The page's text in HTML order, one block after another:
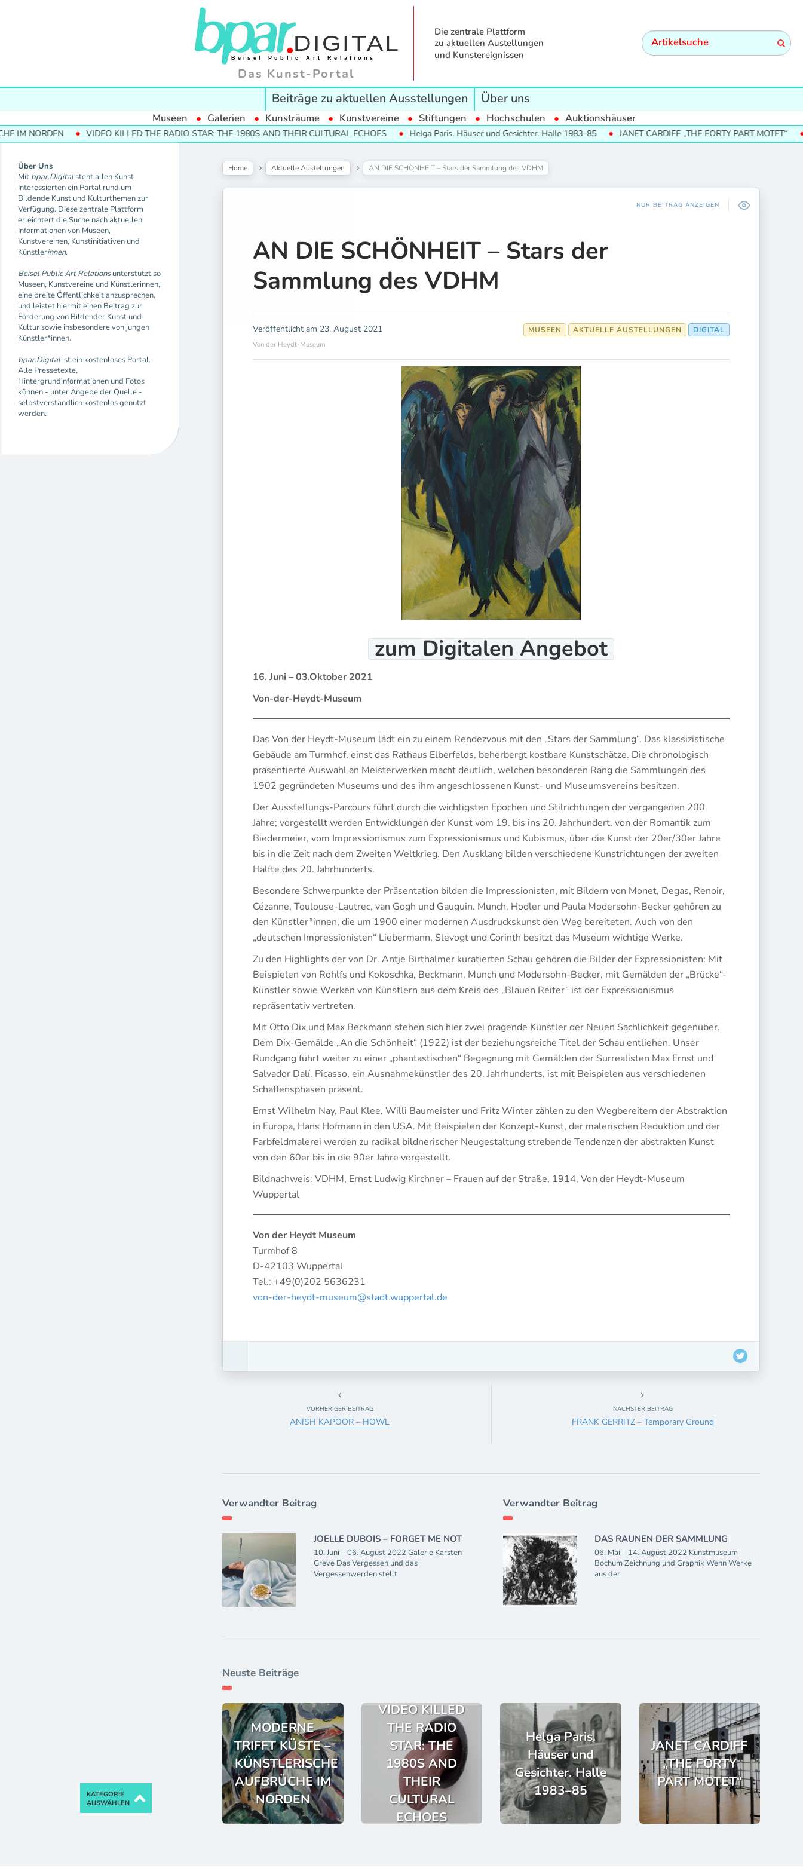
Das Kunst-Portal
Die zentrale Plattform
zu aktuellen Austellungen
und Kunstereignissen
Beiträge zu aktuellen Ausstellungen Über uns
Museen Galerien Kunsträume Kunstvereine Stiftungen Hochschulen Auktionshäuser
VIDEO KILLED THE RADIO STAR: THE 1980S AND THEIR CULTURAL ECHOES Helga Paris. Häuser und Gesichter. Halle 1983–85 JANET CARDIFF „THE FORTY PART MOTET“
Über Uns
Mit bpar.Digitalsteht allen Kunst-
Interessierten ein Portal rund um
Bildende Kunst und Kulturthemen zur
Verfügung. Diese zentrale Plattform
erleichtert die Suche nach aktuellen
Informationen von Museen,
Kunstvereinen, Kunstinitiativen und
Künstlerinnen.
Beisel Public Art Relationsunterstützt so
Museen, Kunstvereine und Künstlerinnen,
eine breite Öffentlichkeit anzusprechen,
und leistet hiermit einen Beitrag zur
Förderung von Bildender Kunst und
Kultur sowie insbesondere von jungen
Künstler*innen.
bpar.Digitalist ein kostenloses Portal.
Alle Pressetexte,
Hintergrundinformationen und Fotos
können - unter Angebe der Quelle -
selbstverständlich kostenlos genutzt
werden.
Home Aktuelle Austellungen AN DIE SCHÖNHEIT – Stars der Sammlung des VDHM
NUR BEITRAG ANZEIGEN
AN DIE SCHÖNHEIT – Stars der
Sammlung des VDHM
Veröffentlicht am 23. August 2021 DIGITAL
AKTUELLE AUSTELLUNGEN
MUSEEN
Von der Heydt-Museum
zum Digitalen Angebot
16. Juni – 03.Oktober 2021
Von-der-Heydt-Museum
Das Von der Heydt-Museum lädt ein zu einem Rendezvous mit den „Stars der Sammlung“. Das klassizistische
Gebäude am Turmhof, einst das Rathaus Elberfelds, beherbergt kostbare Kunstschätze. Die chronologisch
präsentierte Auswahl an Meisterwerken macht deutlich, welchen besonderen Rang die Sammlungen des
1902 gegründeten Museums und des ihm angeschlossenen Kunst- und Museumsvereins besitzen.
Der Ausstellungs-Parcours führt durch die wichtigsten Epochen und Stilrichtungen der vergangenen 200
Jahre; vorgestellt werden Entwicklungen der Kunst vom 19. bis ins 20. Jahrhundert, von der Romantik zum
Biedermeier, vom Impressionismus zum Expressionismus und Kubismus, über die Kunst der 20er/30er Jahre
bis in die Zeit nach dem Zweiten Weltkrieg. Den Ausklang bilden verschiedene Kunstrichtungen der zweiten
Hälfte des 20. Jahrhunderts.
Besondere Schwerpunkte der Präsentation bilden die Impressionisten, mit Bildern von Monet, Degas, Renoir,
Cézanne, Toulouse-Lautrec, van Gogh und Gauguin. Munch, Hodler und Paula Modersohn-Becker gehören zu
den Künstler*innen, die um 1900 einer modernen Ausdruckskunst den Weg bereiteten. Auch von den
„deutschen Impressionisten“ Liebermann, Slevogt und Corinth besitzt das Museum wichtige Werke.
Zu den Highlights der von Dr. Antje Birthälmer kuratierten Schau gehören die Bilder der Expressionisten: Mit
Beispielen von Rohlfs und Kokoschka, Beckmann, Munch und Modersohn-Becker, mit Gemälden der „Brücke“-
Künstler sowie Werken von Künstlern aus dem Kreis des „Blauen Reiter“ ist der Expressionismus
repräsentativ vertreten.
Mit Otto Dix und Max Beckmann stehen sich hier zwei prägende Künstler der Neuen Sachlichkeit gegenüber.
Dem Dix-Gemälde „An die Schönheit“ (1922) ist der beziehungsreiche Titel der Schau entliehen. Unser
Rundgang führt weiter zu einer „phantastischen“ Begegnung mit Gemälden der Surrealisten Max Ernst und
Salvador Dalí. Picasso, ein Ausnahmekünstler des 20. Jahrhunderts, ist mit Beispielen aus verschiedenen
Schaffensphasen präsent.
Ernst Wilhelm Nay, Paul Klee, Willi Baumeister und Fritz Winter zählen zu den Wegbereitern der Abstraktion
in Europa, Hans Hofmann in den USA. Mit Beispielen der Konzept-Kunst, der malerischen Reduktion und der
Farbfeldmalerei werden zu radikal bildnerischer Neugestaltung strebende Tendenzen der abstrakten Kunst
von den 60er bis in die 90er Jahre vorgestellt.
Bildnachweis: VDHM, Ernst Ludwig Kirchner – Frauen auf der Straße, 1914, Von der Heydt-Museum
Wuppertal
Von der Heydt Museum
Turmhof 8
D-42103 Wuppertal
Tel.: +49(0)202 5636231
von-der-heydt-museum@stadt.wuppertal.de
VORHERIGER BEITRAG
ANISH KAPOOR – HOWL
NÄCHSTER BEITRAG
FRANK GERRITZ – Temporary Ground
Verwandter Beitrag
JOELLE DUBOIS – FORGET ME NOT
10. Juni – 06. August 2022 Galerie Karsten
Greve Das Vergessen und das
Vergessenwerden stellt
Verwandter Beitrag
DAS RAUNEN DER SAMMLUNG
06. Mai – 14. August 2022 Kunstmuseum
Bochum Zeichnung und Graphik Wenn Werke
aus der
Neuste Beiträge
MODERNE
TRIFFT KÜSTE –
KÜNSTLERISCHE
AUFBRÜCHE IM
NORDEN
VIDEO KILLED
THE RADIO
STAR: THE
1980S AND
THEIR
CULTURAL
ECHOES
Helga Paris.
Häuser und
Gesichter. Halle
1983–85
JANET CARDIFF
„THE FORTY
PART MOTET“
KATEGORIE
AUSWÄHLEN